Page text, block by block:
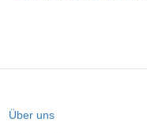
Über uns